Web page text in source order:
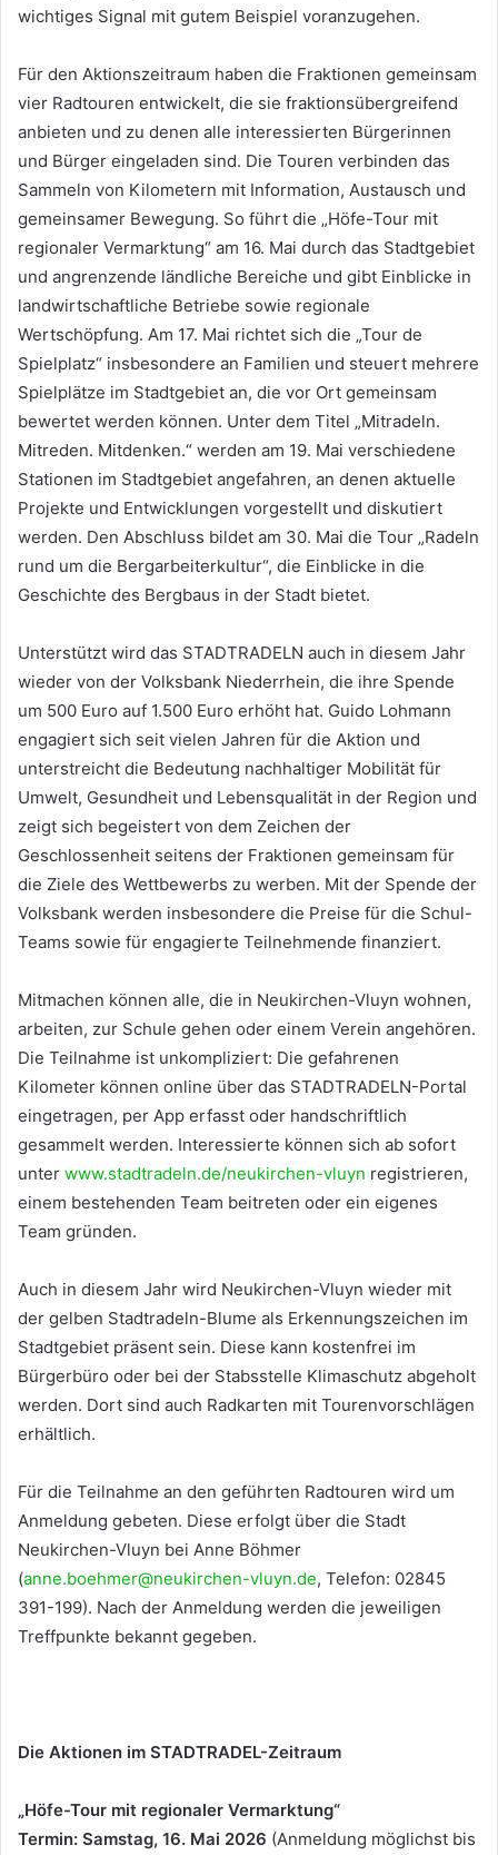
wichtiges Signal mit gutem Beispiel voranzugehen.
Für den Aktionszeitraum haben die Fraktionen gemeinsam
vier Radtouren entwickelt, die sie fraktionsübergreifend
anbieten und zu denen alle interessierten Bürgerinnen
und Bürger eingeladen sind. Die Touren verbinden das
Sammeln von Kilometern mit Information, Austausch und
gemeinsamer Bewegung. So führt die „Höfe-Tour mit
regionaler Vermarktung“ am 16. Mai durch das Stadtgebiet
und angrenzende ländliche Bereiche und gibt Einblicke in
landwirtschaftliche Betriebe sowie regionale
Wertschöpfung. Am 17. Mai richtet sich die „Tour de
Spielplatz“ insbesondere an Familien und steuert mehrere
Spielplätze im Stadtgebiet an, die vor Ort gemeinsam
bewertet werden können. Unter dem Titel „Mitradeln.
Mitreden. Mitdenken.“ werden am 19. Mai verschiedene
Stationen im Stadtgebiet angefahren, an denen aktuelle
Projekte und Entwicklungen vorgestellt und diskutiert
werden. Den Abschluss bildet am 30. Mai die Tour „Radeln
rund um die Bergarbeiterkultur“, die Einblicke in die
Geschichte des Bergbaus in der Stadt bietet.
Unterstützt wird das STADTRADELN auch in diesem Jahr
wieder von der Volksbank Niederrhein, die ihre Spende
um 500 Euro auf 1.500 Euro erhöht hat. Guido Lohmann
engagiert sich seit vielen Jahren für die Aktion und
unterstreicht die Bedeutung nachhaltiger Mobilität für
Umwelt, Gesundheit und Lebensqualität in der Region und
zeigt sich begeistert von dem Zeichen der
Geschlossenheit seitens der Fraktionen gemeinsam für
die Ziele des Wettbewerbs zu werben. Mit der Spende der
Volksbank werden insbesondere die Preise für die Schul-
Teams sowie für engagierte Teilnehmende finanziert.
Mitmachen können alle, die in Neukirchen-Vluyn wohnen,
arbeiten, zur Schule gehen oder einem Verein angehören.
Die Teilnahme ist unkompliziert: Die gefahrenen
Kilometer können online über das STADTRADELN-Portal
eingetragen, per App erfasst oder handschriftlich
gesammelt werden. Interessierte können sich ab sofort
unter www.stadtradeln.de/neukirchen-vluyn registrieren,
einem bestehenden Team beitreten oder ein eigenes
Team gründen.
Auch in diesem Jahr wird Neukirchen-Vluyn wieder mit
der gelben Stadtradeln-Blume als Erkennungszeichen im
Stadtgebiet präsent sein. Diese kann kostenfrei im
Bürgerbüro oder bei der Stabsstelle Klimaschutz abgeholt
werden. Dort sind auch Radkarten mit Tourenvorschlägen
erhältlich.
Für die Teilnahme an den geführten Radtouren wird um
Anmeldung gebeten. Diese erfolgt über die Stadt
Neukirchen-Vluyn bei Anne Böhmer
(anne.boehmer@neukirchen-vluyn.de, Telefon: 02845
391-199). Nach der Anmeldung werden die jeweiligen
Treffpunkte bekannt gegeben.
Die Aktionen im STADTRADEL-Zeitraum
„Höfe-Tour mit regionaler Vermarktung“
Termin: Samstag, 16. Mai 2026 (Anmeldung möglichst bis